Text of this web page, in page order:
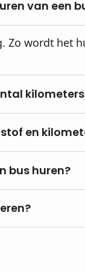
van een
Zo wordt het
kilometers.
en
en
bus huren?
mits u in